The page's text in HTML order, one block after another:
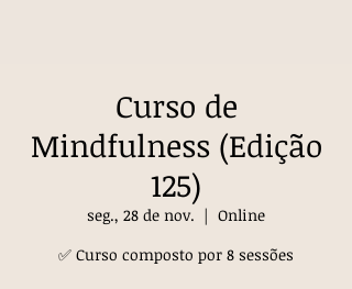
Curso de
Mindfulness (Edição
125)
seg., 28 de nov.
  |
Online
✅ Curso composto por 8 sessões